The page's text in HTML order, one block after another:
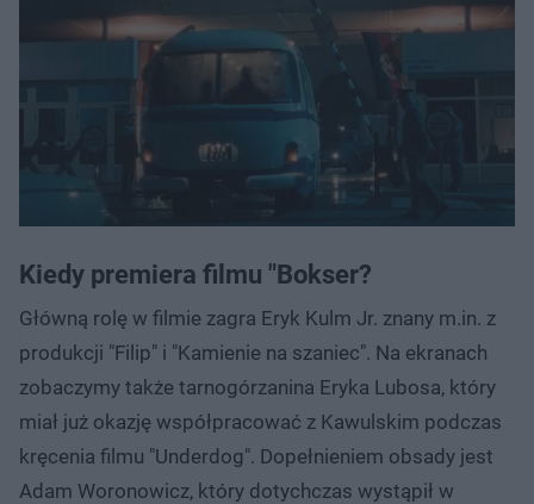
Kiedy premiera filmu "Bokser?
Główną rolę w filmie zagra Eryk Kulm Jr. znany m.in. z
produkcji "Filip" i "Kamienie na szaniec". Na ekranach
zobaczymy także tarnogórzanina Eryka Lubosa, który
miał już okazję współpracować z Kawulskim podczas
kręcenia filmu "Underdog". Dopełnieniem obsady jest
Adam Woronowicz, który dotychczas wystąpił w